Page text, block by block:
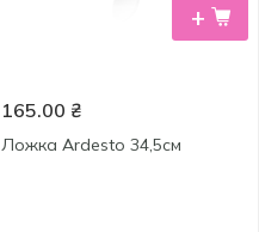
+
165.00 ₴
Ложка Ardesto 34,5см